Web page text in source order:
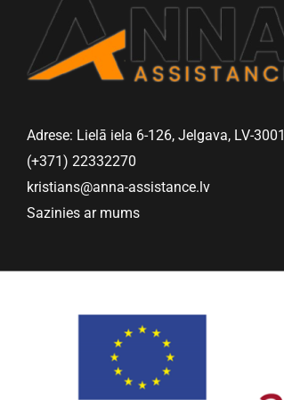
Adrese: Lielā iela 6-126, Jelgava, LV-3001
(+371) 22332270
kristians@anna-assistance.lv
Sazinies ar mums